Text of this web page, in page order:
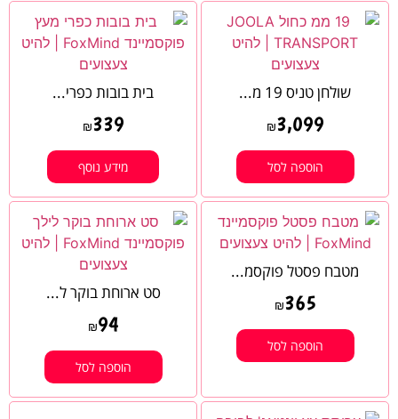
שולחן טניס 19 מ...
₪3,099
הוספה לסל
בית בובות כפרי...
₪339
מידע נוסף
מטבח פסטל פוקסמ...
₪365
הוספה לסל
סט ארוחת בוקר ל...
₪94
הוספה לסל